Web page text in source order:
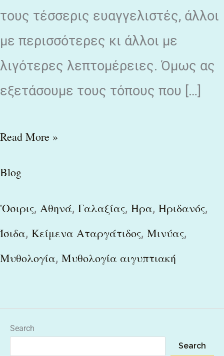
τους τέσσερις ευαγγελιστές, άλλοι
με περισσότερες κι άλλοι με
λιγότερες λεπτομέρειες. Όμως ας
εξετάσουμε τους τόπους που […]
Read More »
Blog
'Οσιρις, Αθηνά, Γαλαξίας, Ηρα, Ηριδανός,
Ίσιδα, Κείμενα Αταργάτιδος, Μινύας,
Μυθολογία, Μυθολογία αιγυπτιακή
Search
Search